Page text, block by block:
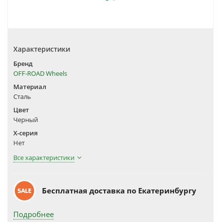
Характеристики
Бренд
OFF-ROAD Wheels
Материал
Сталь
Цвет
Черный
X-серия
Нет
Все характеристики
Бесплатная доставка по Екатеринбургу
Подробнее